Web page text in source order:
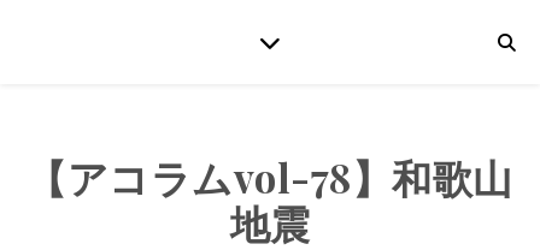
【アコラムvol-78】和歌山
地震